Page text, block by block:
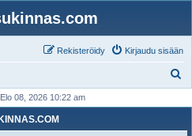
Kirjaudu sisään
Rekisteröidy
i
08, 2026 10:22 am